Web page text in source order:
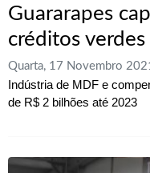
Guararapes
créditos verdes
Quarta, 17 Novembro
Indústria de MDF e
de R$ 2 bilhões até 2023